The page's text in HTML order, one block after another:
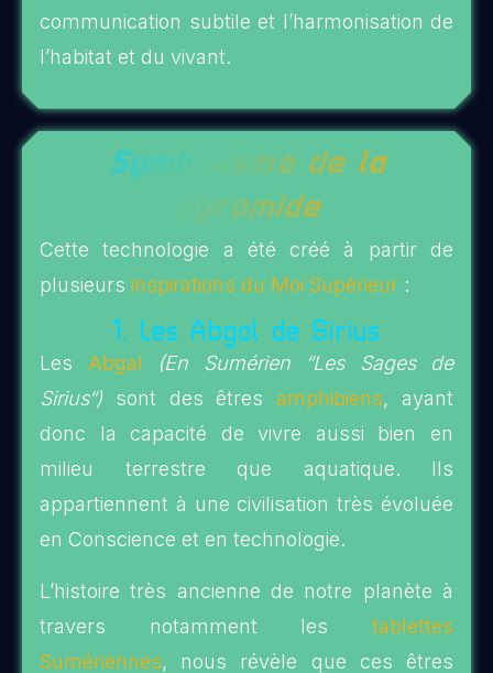
communication subtile et l’harmonisation de
l’habitat et du vivant.
Symbolisme de la
pyramide
Cette technologie a été créé à partir de
plusieurs inspirations du Moi Supérieur :
1. Les Abgal de Sirius
Les Abgal
(En Sumérien “Les Sages de
Sirius“)sont des êtres amphibiens, ayant
donc la capacité de vivre aussi bien en
milieu terrestre que aquatique. Ils
appartiennent à une civilisation très évoluée
en Conscience et en technologie.
L’histoire très ancienne de notre planète à
travers notamment les tablettes
Sumériennes, nous révèle que ces êtres